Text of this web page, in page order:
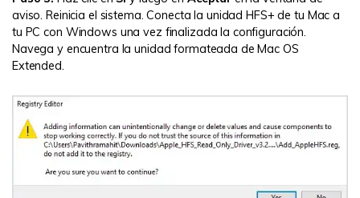
aviso. Reinicia el sistema. Conecta la unidad HFS+ de tu Mac a
tu PC con Windows una vez finalizada la configuración.
Navega y encuentra la unidad formateada de Mac OS
Extended.